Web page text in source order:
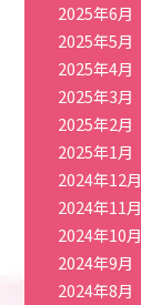
2025年6月
2025年5月
2025年4月
2025年3月
2025年2月
2025年1月
2024年12月
2024年11月
2024年10月
2024年9月
2024年8月